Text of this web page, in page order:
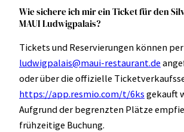
Wie sichere ich mir ein Ticket für den
MAUI Ludwigpalais?
Tickets und Reservierungen können
ludwigpalais@maui-restaurant.de
oder über die offizielle
https://app.resmio.com/t/6ks gekauft
Aufgrund der begrenzten Plätze
frühzeitige Buchung.